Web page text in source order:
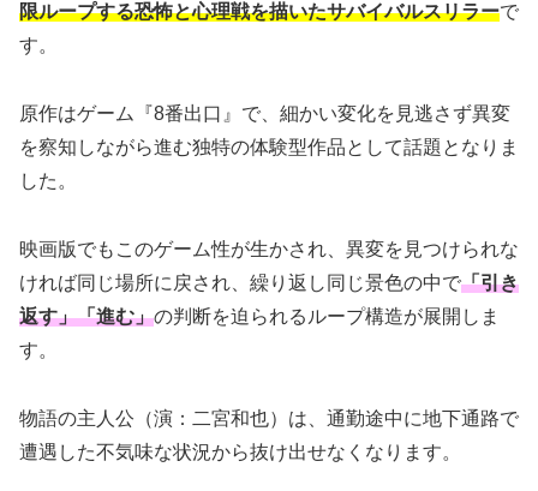
限ループする恐怖と心理戦を描いたサバイバルスリラーで
す。
原作はゲーム『8番出口』で、細かい変化を見逃さず異変
を察知しながら進む独特の体験型作品として話題となりま
した。
映画版でもこのゲーム性が生かされ、異変を見つけられな
ければ同じ場所に戻され、繰り返し同じ景色の中で「引き
返す」「進む」の判断を迫られるループ構造が展開しま
す。
物語の主人公（演：二宮和也）は、通勤途中に地下通路で
遭遇した不気味な状況から抜け出せなくなります。